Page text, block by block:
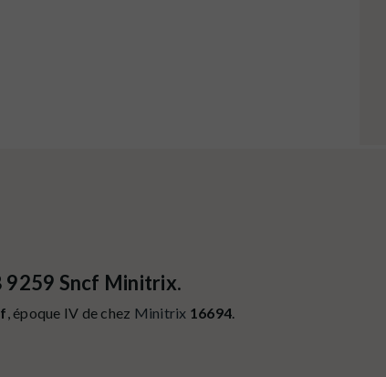
Sncf Minitrix.
, époque IV de chez Minitrix 16694